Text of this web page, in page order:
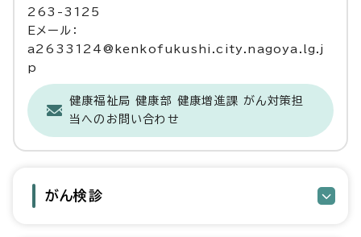
263-3125
Eメール：
a2633124@kenkofukushi.city.nagoya.lg.j
p
健康福祉局 健康部 健康増進課 がん対策担
当へのお問い合わせ
がん検診